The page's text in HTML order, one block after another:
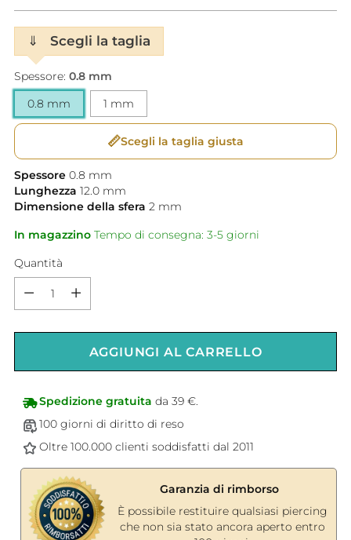
listino
⇓ Scegli la taglia
Spessore: 0.8 mm
0.8 mm 1 mm
📏Scegli la taglia giusta
Spessore 0.8 mm
Lunghezza 12.0 mm
Dimensione della sfera 2 mm
In magazzino Tempo di consegna: 3-5 giorni
Quantità
AGGIUNGI AL CARRELLO
Spedizione gratuita da 39 €.
100 giorni di diritto di reso
Oltre 100.000 clienti soddisfatti dal 2011
Garanzia di rimborso
È possibile restituire qualsiasi piercing
che non sia stato ancora aperto entro